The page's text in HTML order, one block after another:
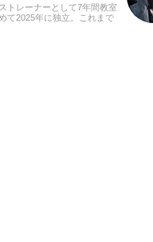
トレーナーとして7年間教室
て2025年に独立。これまで